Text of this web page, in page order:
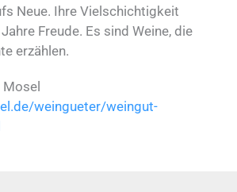
Neue. Ihre Vielschichtigkeit
Freude. Es sind Weine, die
erzählen.
Mosel
weingueter/weingut-